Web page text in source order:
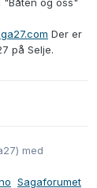
Der er
på Selje.
med
Sagaforumet